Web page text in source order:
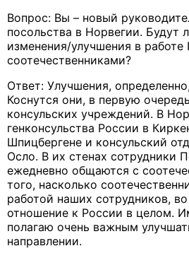
Вопрос: Вы – новый
посольства в Норвегии. Будут
изменения/улучшения в работе
соотечественниками?
Ответ: Улучшения,
Коснутся они, в первую
консульских учреждений. В
генконсульства России в
Шпицбергене и консульский
Осло. В их стенах сотрудники
ежедневно общаются с
того, насколько
работой наших сотрудников,
отношение к России в целом.
полагаю очень важным
направлении.